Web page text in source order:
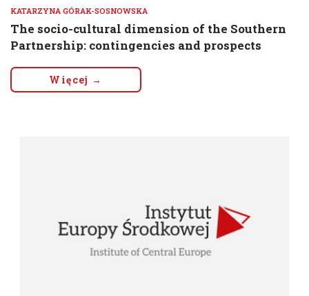
KATARZYNA GÓRAK-SOSNOWSKA
The socio-cultural dimension of the Southern
Partnership: contingencies and prospects
Więcej →